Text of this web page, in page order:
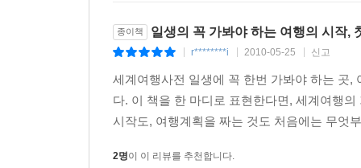
종이책 일생의 꼭 가봐야 하는 여행의 시작,
r********i 2010-05-25 신고
세계여행사전 일생에 꼭 한번 가봐야 하는 곳,
다. 이 책을 한 마디로 표현한다면, 세계여행
시작도, 여행계획을 짜는 것도 처음에는 무엇
2명이 이 리뷰를 추천합니다.